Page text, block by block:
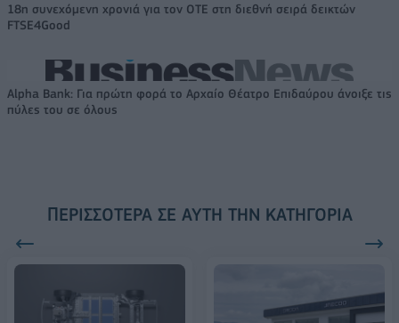
18η συνεχόμενη χρονιά για τον ΟΤΕ στη διεθνή σειρά δεικτών
FTSE4Good
Alpha Bank: Για πρώτη φορά το Αρχαίο Θέατρο Επιδαύρου άνοιξε τις
πύλες του σε όλους
ΠΕΡΙΣΣΌΤΕΡΑ ΣΕ ΑΥΤΉ ΤΗΝ ΚΑΤΗΓΟΡΊΑ